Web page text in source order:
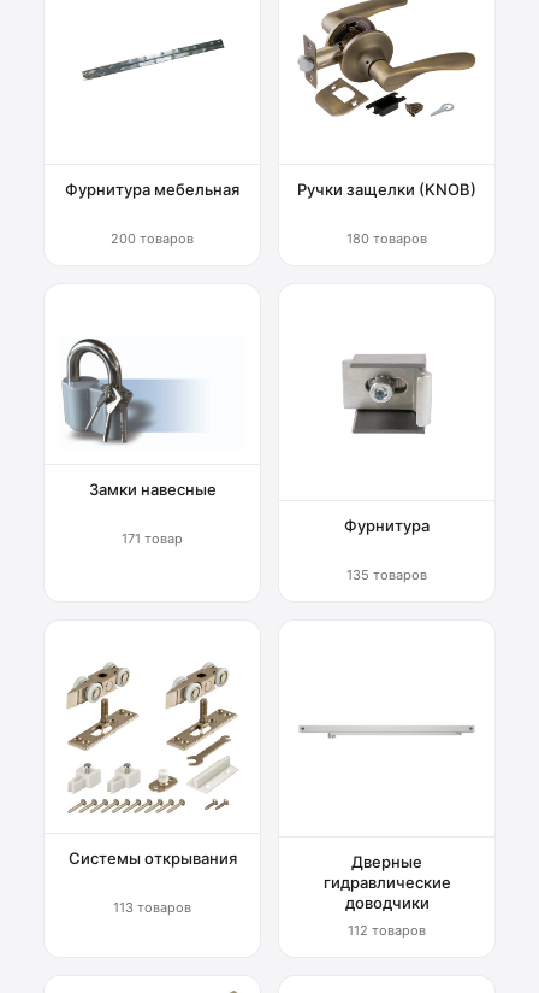
Фурнитура мебельная
200 товаров
Ручки защелки (KNOB)
180 товаров
Замки навесные
171 товар
Фурнитура
135 товаров
Системы открывания
113 товаров
Дверные
гидравлические
доводчики
112 товаров